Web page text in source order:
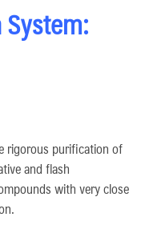
rigorous purification of
and flash
with very close